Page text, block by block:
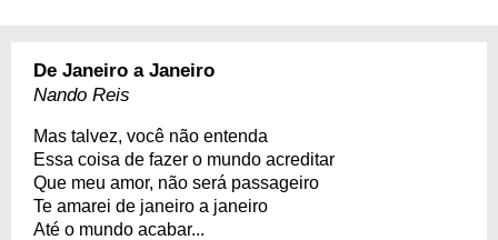
De Janeiro a Janeiro
Nando Reis
Mas talvez, você não entenda
Essa coisa de fazer o mundo acreditar
Que meu amor, não será passageiro
Te amarei de janeiro a janeiro
Até o mundo acabar...